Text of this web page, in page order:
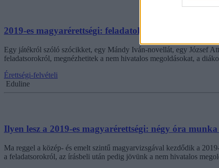
2019-es magyarérettségi: feladatok és megoldások itt!
Egy játékról szóló szócikket, egy Mándy Iván-novellát, egy József
feladatsorokról, megnézhetitek a nem hivatalos megoldásokat, a
Érettségi-felvételi
Eduline
Ilyen lesz a 2019-es magyarérettségi: négy óra
Ma reggel a közép- és emelt szintű magyarvizsgával kezdődik a
a feladatsorokról, az írásbeli után pedig jövünk a nem hivatalos